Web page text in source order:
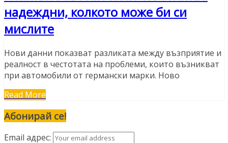
надеждни, колкото може би си
мислите
Нови данни показват разликата между възприятие и
реалност в честотата на проблеми, които възникват
при автомобили от германски марки. Ново
Read More
Абонирай се!
Email адрес: